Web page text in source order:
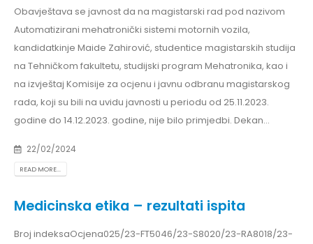
Obavještava se javnost da na magistarski rad pod nazivom
Automatizirani mehatronički sistemi motornih vozila,
kandidatkinje Maide Zahirović, studentice magistarskih studija
na Tehničkom fakultetu, studijski program Mehatronika, kao i
na izvještaj Komisije za ocjenu i javnu odbranu magistarskog
rada, koji su bili na uvidu javnosti u periodu od 25.11.2023.
godine do 14.12.2023. godine, nije bilo primjedbi. Dekan...
22/02/2024
READ MORE...
Medicinska etika – rezultati ispita
Broj indeksaOcjena025/23-FT5046/23-S8020/23-RA8018/23-